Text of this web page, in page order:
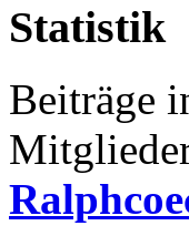
Statistik
Beiträge